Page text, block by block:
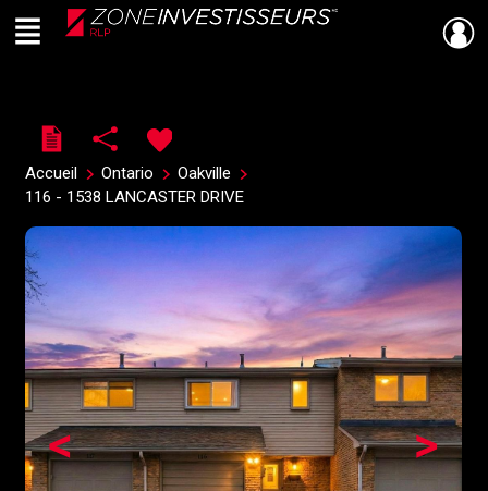
Live
En Direct
Menu
Accueil Ontario
Oakville
116 - 1538 LANCASTER DRIVE
>
<